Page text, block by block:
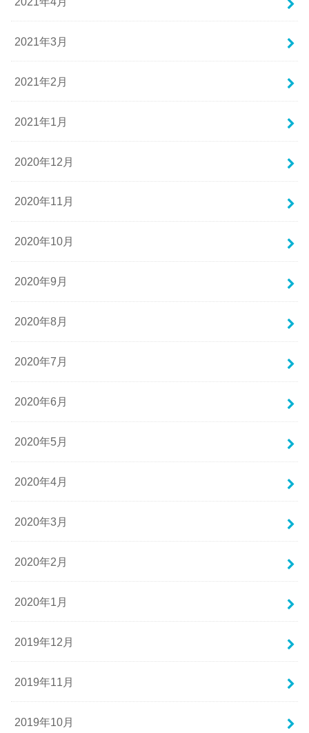
2021年3月
2021年2月
2021年1月
2020年12月
2020年11月
2020年10月
2020年9月
2020年8月
2020年7月
2020年6月
2020年5月
2020年4月
2020年3月
2020年2月
2020年1月
2019年12月
2019年11月
2019年10月